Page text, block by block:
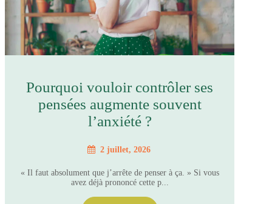
Pourquoi vouloir contrôler ses
pensées augmente souvent
l’anxiété ?
2 juillet, 2026
« Il faut absolument que j’arrête de penser à ça. » Si vous
avez déjà prononcé cette p...